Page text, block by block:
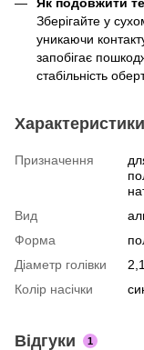
Зберігайте у
уникаючи
запобігає
стабільність
Характеристики
Призначення
Вид
Форма
Діаметр голівки
2,1
Колір насічки
Відгуки 1